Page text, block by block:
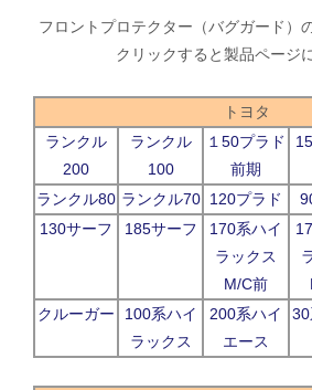
フロントプロテクター（バグガード）
クリックすると製品ページ
トヨタ
ランクル
200
ランクル
100
１50プラド
前期
ランクル80 ランクル70 120プラド
130サーフ
185サーフ
170系ハイ
ラックス
M/C前
クルーガー
100系ハイ
ラックス
200系ハイ
エース